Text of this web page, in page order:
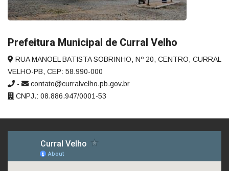
Prefeitura Municipal de Curral Velho
RUA MANOEL BATISTA SOBRINHO, Nº 20, CENTRO, CURRAL
VELHO-PB, CEP: 58.990-000
-
contato@curralvelho.pb.gov.br
CNPJ.: 08.886.947/0001-53